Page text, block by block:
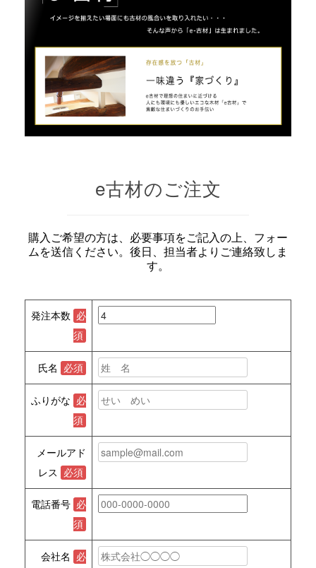
e古材のご注文
購入ご希望の方は、必要事項をご記入の上、フォー
ムを送信ください。後日、担当者よりご連絡致しま
す。
発注本数
必
須
氏名 必須
ふりがな
必
須
メールアド
レス
必須
電話番号 必
須
会社名
必